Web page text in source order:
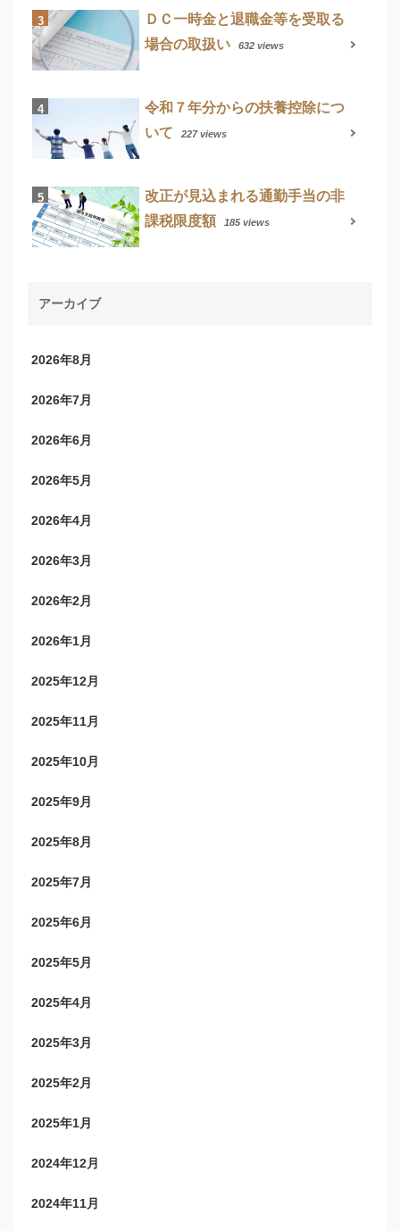
ＤＣ一時金と退職金等を受取る
場合の取扱い
632 views
令和７年分からの扶養控除につ
いて
227 views
改正が見込まれる通勤手当の非
課税限度額
185 views
アーカイブ
2026年8月
2026年7月
2026年6月
2026年5月
2026年4月
2026年3月
2026年2月
2026年1月
2025年12月
2025年11月
2025年10月
2025年9月
2025年8月
2025年7月
2025年6月
2025年5月
2025年4月
2025年3月
2025年2月
2025年1月
2024年12月
2024年11月